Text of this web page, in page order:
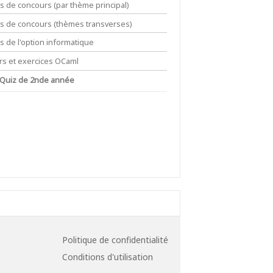
de concours (par thème principal)
de concours (thèmes transverses)
de l'option informatique
et exercices OCaml
de 2nde année
Politique de confidentialité
Conditions d'utilisation